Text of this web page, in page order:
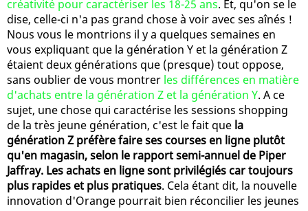
créativité pour caractériser les 18-25 ans. Et, qu'on se le
dise, celle-ci n'a pas grand chose à voir avec ses aînés !
Nous vous le montrions il y a quelques semaines en
vous expliquant que la génération Y et la génération Z
étaient deux générations que (presque) tout oppose,
sans oublier de vous montrer les différences en matière
d'achats entre la génération Z et la génération Y. A ce
sujet, une chose qui caractérise les sessions shopping
de la très jeune génération, c'est le fait que la
génération Z préfère faire ses courses en ligne plutôt
qu'en magasin, selon le rapport semi-annuel de Piper
Jaffray. Les achats en ligne sont privilégiés car toujours
plus rapides et plus pratiques. Cela étant dit, la nouvelle
innovation d'Orange pourrait bien réconcilier les jeunes